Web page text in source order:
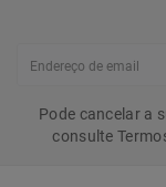
Pode cancelar a
consulte